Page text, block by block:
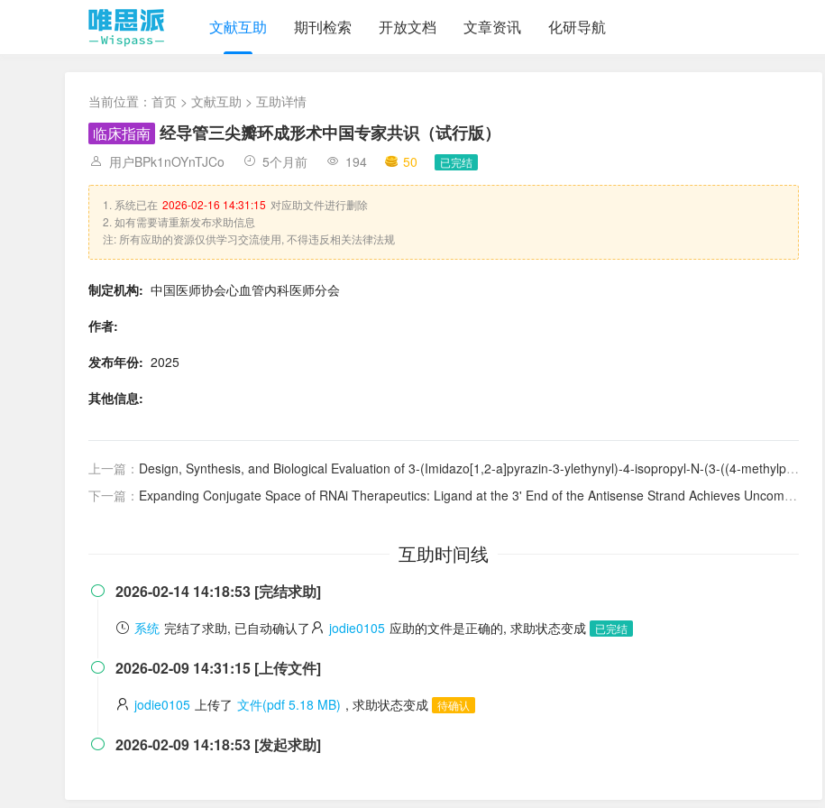
文献互助 期刊检索 开放文档 文章资讯 化研导航
当前位置： 首页 > 文献互助 > 互助详情
临床指南 经导管三尖瓣环成形术中国专家共识（试行版）
用户BPk1nOYnTJCo 5个月前 194 50 已完结
1. 系统已在 2026-02-16 14:31:15 对应助文件进行删除
2. 如有需要请重新发布求助信息
注: 所有应助的资源仅供学习交流使用, 不得违反相关法律法规
制定机构: 中国医师协会心血管内科医师分会
作者:
发布年份: 2025
其他信息:
上一篇： Design, Synthesis, and Biological Evaluation of 3-(Imidazo[1,2-a]pyrazin-3-ylethynyl)-4-isopropyl-N-(3-((4-methylpiperazin-1-yl)methyl)-5-(trifluoromethyl)phenyl)benzamide as a Dual Inhibitor of Discoidin Domain Receptors 1 and 2
下一篇： Expanding Conjugate Space of RNAi Therapeutics: Ligand at the 3' End of the Antisense Strand Achieves Uncompromised In Vivo Potency and Efficacy and Reveals Interactions with the Argonaute-2 PAZ Domain
互助时间线
 2026-02-14 14:18:53 [完结求助]
系统 完结了求助, 已自动确认了 jodie0105 应助的文件是正确的, 求助状态变成 已完结
 2026-02-09 14:31:15 [上传文件]
jodie0105 上传了 文件(pdf 5.18 MB) , 求助状态变成 待确认
 2026-02-09 14:18:53 [发起求助]